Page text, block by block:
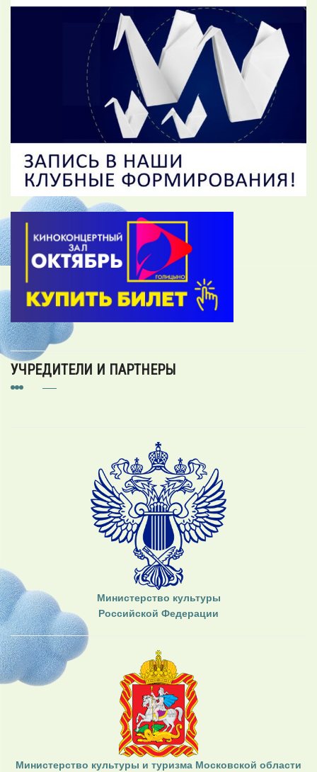
УЧРЕДИТЕЛИ И ПАРТНЕРЫ
Министерство культуры
Российской Федерации
Министерство культуры и туризма Московской области